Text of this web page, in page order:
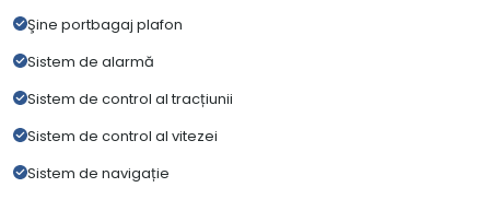
Şine portbagaj plafon
Sistem de alarmă
Sistem de control al tracțiunii
Sistem de control al vitezei
Sistem de navigație